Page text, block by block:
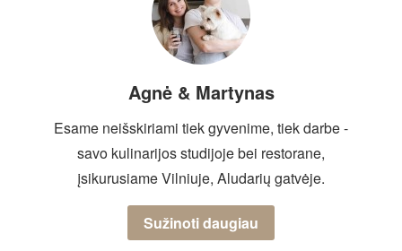
Agnė & Martynas
Esame neišskiriami tiek gyvenime, tiek darbe -
savo kulinarijos studijoje bei restorane,
įsikurusiame Vilniuje, Aludarių gatvėje.
Sužinoti daugiau